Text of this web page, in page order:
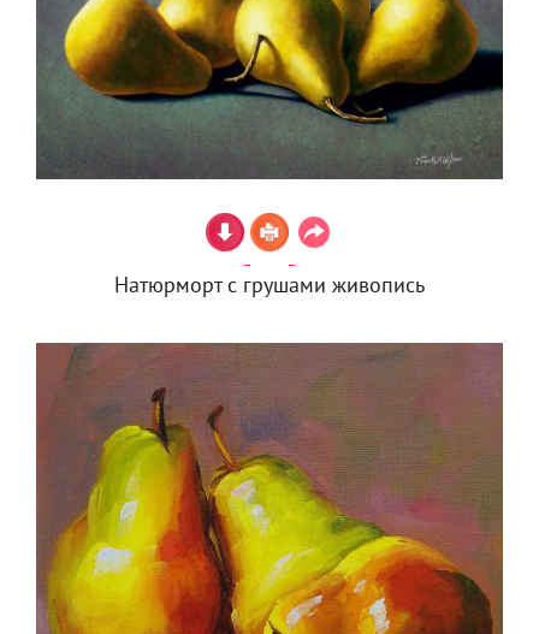
Натюрморт с грушами живопись